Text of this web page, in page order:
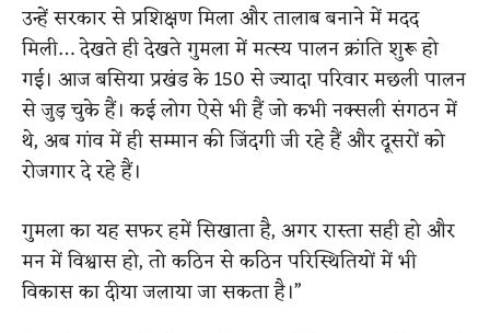
उन्हें सरकार से प्रशिक्षण मिला और तालाब बनाने में मदद
मिली… देखते ही देखते गुमला में मत्स्य पालन क्रांति शुरू हो
गई। आज बसिया प्रखंड के 150 से ज्यादा परिवार मछली पालन
से जुड़ चुके हैं। कई लोग ऐसे भी हैं जो कभी नक्सली संगठन में
थे, अब गांव में ही सम्मान की जिंदगी जी रहे हैं और दूसरों को
रोजगार दे रहे हैं।
गुमला का यह सफर हमें सिखाता है, अगर रास्ता सही हो और
मन में विश्वास हो, तो कठिन से कठिन परिस्थितियों में भी
विकास का दीया जलाया जा सकता है।”